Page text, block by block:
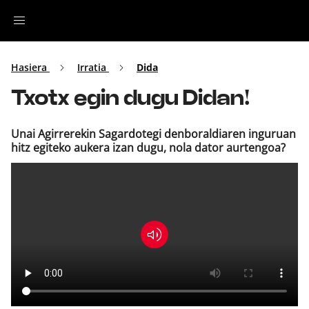
Irratia
Top Gaztea
Podcastak
Hasiera Irratia Dida
Txotx egin dugu Didan!
Unai Agirrerekin Sagardotegi denboraldiaren inguruan
hitz egiteko aukera izan dugu, nola dator aurtengoa?